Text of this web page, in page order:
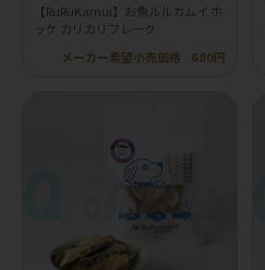
【RuRuKamui】お魚ルルカムイ ホ
ッケ カリカリフレーク
メーカー希望小売価格
680円